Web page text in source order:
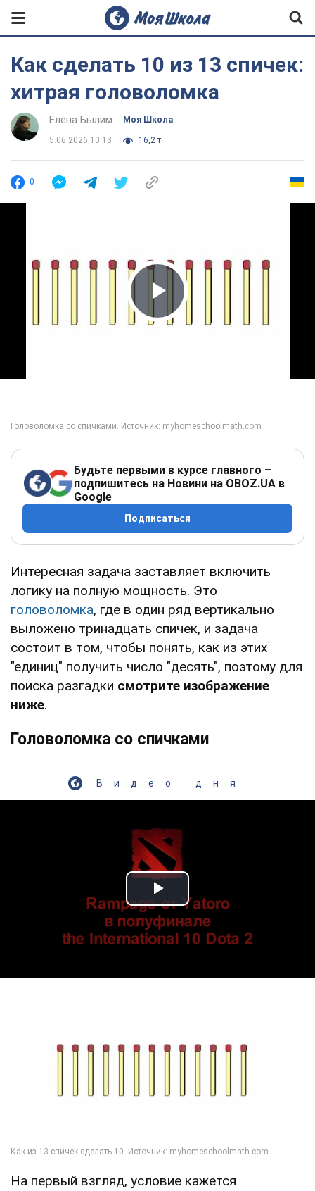
Как сделать 10 из 13 спичек:
хитрая головоломка
Елена Былим Моя Школа
5.06.2026 10:13 16,2 т.
0
Play Video
Будьте первыми в курсе главного –
подпишитесь на Новини на OBOZ.UA в
Google
Подписаться
Интересная задача заставляет включить
логику на полную мощность. Это
головоломка, где в один ряд вертикально
выложено тринадцать спичек, и задача
состоит в том, чтобы понять, как из этих
"единиц" получить число "десять", поэтому для
поиска разгадки смотрите изображение
ниже.
Головоломка со спичками
Видео дня
Play Video
На первый взгляд, условие кажется